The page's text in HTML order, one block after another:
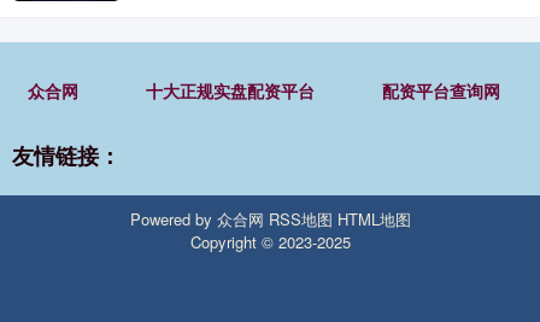
众合网 十大正规实盘配资平台 配资平台查询网
友情链接：
Powered by 众合网 RSS地图 HTML地图
Copyright © 2023-2025